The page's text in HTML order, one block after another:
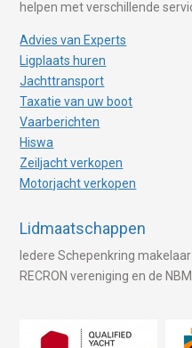
helpen met verschillende
Advies van Experts
Ligplaats huren
Jachttransport
Taxatie van uw boot
Vaarberichten
Hiswa
Zeiljacht verkopen
Motorjacht verkopen
Lidmaatschappen
Iedere Schepenkring
RECRON vereniging en de